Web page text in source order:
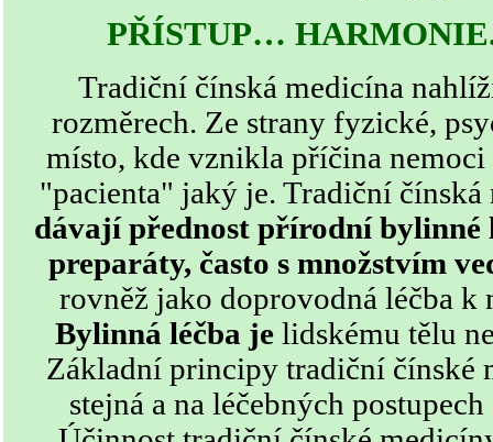
PŘÍSTUP…
Tradiční čínská medicína
rozměrech. Ze strany fyzické,
místo, kde vznikla příčina nemoci
"pacienta" jaký je. Tradiční
dávají přednost přírodní bylinné
preparáty, často s množstvím
rovněž jako doprovodná léčba k
Bylinná léčba jelidskému tělu
Základní principy tradiční čínské
stejná a na léčebných